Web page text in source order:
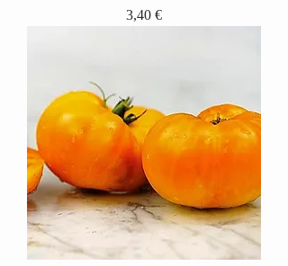
Prix
3,40 €